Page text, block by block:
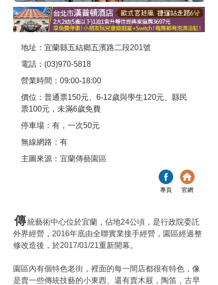
APP下載
地址：宜蘭縣五結鄉五濱路二段201號
電話：(03)970-5818
營業時間：09:00-18:00
價位：普通票150元、6-12歲與學生120元、縣民
票100元，未滿6歲免費
停車場：有，一次50元
無線網路：有
主圖來源： 宜蘭傳藝園區
專頁 官網
傳統藝術中心位於宜蘭，佔地24公頃，是行政院委託
外界經營，2016年底由全聯實業接手經營，園區經過整
修改造後，於2017/01/21重新開幕。
園區內有個特色老街，裡面的每一間店都很有特色，像
是賣一些傳統技藝的小東西、還有賣木屐，陶笛，古早